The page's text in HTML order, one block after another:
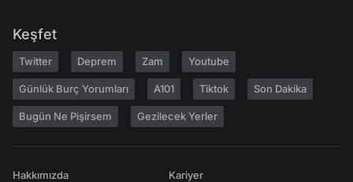
Keşfet
Twitter Deprem Zam Youtube
Günlük Burç Yorumları A101 Tiktok Son Dakika
Bugün Ne Pişirsem Gezilecek Yerler
Hakkımızda
Kariyer